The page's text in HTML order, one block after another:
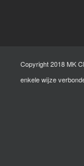
Copyright 2018 MK
enkele wijze